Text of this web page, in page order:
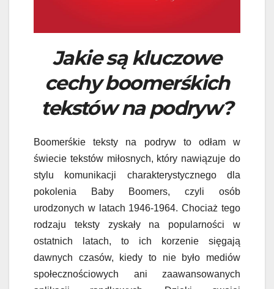
Jakie są kluczowe
cechy boomerśkich
tekstów na podryw?
Boomerśkie teksty na podryw to odłam w
świecie tekstów miłosnych, który nawiązuje do
stylu komunikacji charakterystycznego dla
pokolenia Baby Boomers, czyli osób
urodzonych w latach 1946-1964. Chociaż tego
rodzaju teksty zyskały na popularności w
ostatnich latach, to ich korzenie sięgają
dawnych czasów, kiedy to nie było mediów
społecznościowych ani zaawansowanych